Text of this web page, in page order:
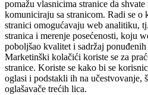
pomažu vlasnicima stranice da
komuniciraju sa stranicom. Radi se
stranici omogućavaju web analitiku,
stranica i merenje posećenosti, koju
poboljšao kvalitet i sadržaj ponuđenih
Marketinški kolačići koriste se za
stranice. Koriste se kako bi se
oglasi i podstakli ih na učestvovanje,
oglašavače trećih lica.